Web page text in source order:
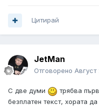
Цитирай
JetMan
Отговорено Август
С две думи
трябва
безплатен текст, хората